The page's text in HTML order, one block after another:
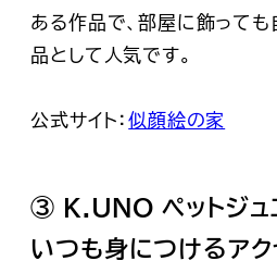
ある作品で、部屋に飾っても
品として人気です。
公式サイト：似顔絵の家
③ K.UNO ペットジュ
いつも身につけるアク